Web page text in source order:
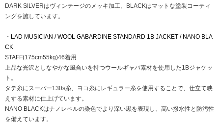
DARK SILVERはヴィンテージのメッキ加工、BLACKはマットな塗装コーティ
ングを施しています。
・ LAD MUSICIAN / WOOL GABARDINE STANDARD 1B JACKET / NANO BLA
CK
STAFF(175cm55kg)46着用
上品な光沢としなやかな風合いを持つウールギャバ素材を使用した1Bジャケッ
ト。
タテ糸にスーパー130s糸、ヨコ糸にレギュラー糸を使用することで、仕立て映
えする素材に仕上げています。
NANO BLACKはナノレベルの染色でより深い黒を表現し、高い撥水性と防汚性
を備えています。